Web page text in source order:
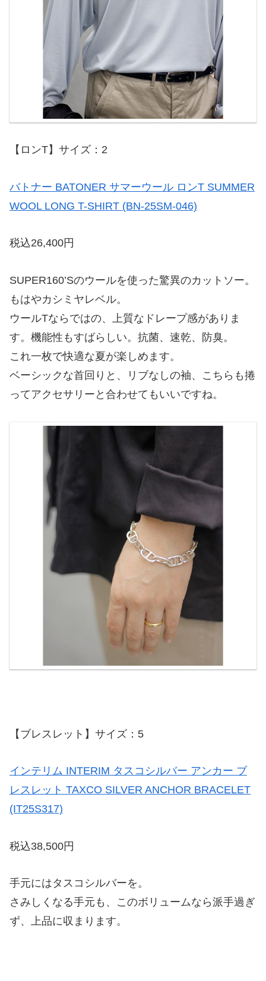
【ロンT】サイズ：2
バトナー BATONER サマーウール ロンT SUMMER
WOOL LONG T-SHIRT (BN-25SM-046)
税込26,400円
SUPER160’Sのウールを使った驚異のカットソー。
もはやカシミヤレベル。
ウールTならではの、上質なドレープ感がありま
す。機能性もすばらしい。抗菌、速乾、防臭。
これ一枚で快適な夏が楽しめます。
ベーシックな首回りと、リブなしの袖、こちらも捲
ってアクセサリーと合わせてもいいですね。
【ブレスレット】サイズ：5
インテリム INTERIM タスコシルバー アンカー ブ
レスレット TAXCO SILVER ANCHOR BRACELET
(IT25S317)
税込38,500円
手元にはタスコシルバーを。
さみしくなる手元も、このボリュームなら派手過ぎ
ず、上品に収まります。